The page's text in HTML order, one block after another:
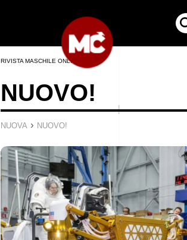
RIVISTA MASCHILE ONLINE
NUOVO!
NUOVA › NUOVO!